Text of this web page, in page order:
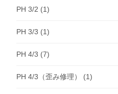
PH 3/2 (1)
PH 3/3 (1)
PH 4/3 (7)
PH 4/3（歪み修理） (1)